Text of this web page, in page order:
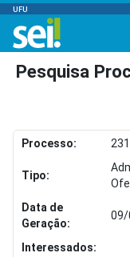
UFU
Pesquisa
Processo:
Tipo:
Data de
Geração:
09/
Interessados: